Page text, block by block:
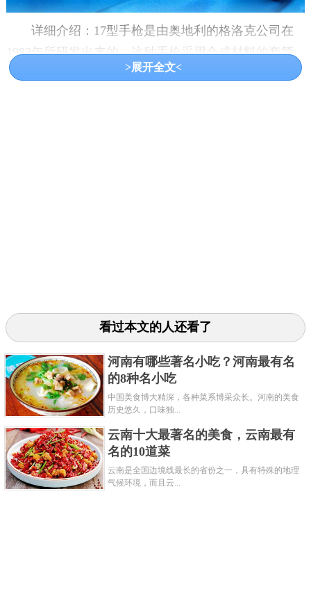
详细介绍：17型手枪是由奥地利的格洛克公司在
1983年所研发出来的，这种手枪采用合成材料的套简
座，结构简单，重量轻。这种手枪的精准度特别高，
详细介绍：提起美国柯尔特公司，几乎无人不
知，早在1911年美国柯尔特公司就生产出了M1911型手
枪，不久便在美军列装，并经受一战考验。M2000型手
枪的精准度非常高，因为降低的后坐力，所以各方面
的性能有了很好的提升，外部的设计也比价精美，整
体的操作性也不难，在更换部件的时候也不要特殊工
>展开全文<
看过本文的人还看了
河南有哪些著名小吃？河南最有名
的8种名小吃
中国美食博大精深，各种菜系博采众长。河南的美食
历史悠久，口味独...
云南十大最著名的美食，云南最有
名的10道菜
云南是全国边境线最长的省份之一，具有特殊的地理
气候环境，而且云...